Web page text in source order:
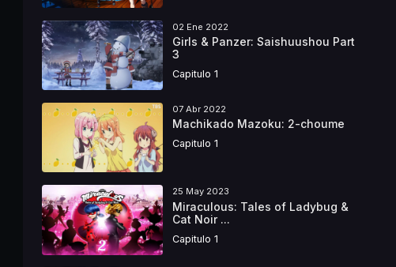
02 Ene 2022
Girls & Panzer: Saishuushou Part
3
Capitulo 1
07 Abr 2022
Machikado Mazoku: 2-choume
Capitulo 1
25 May 2023
Miraculous: Tales of Ladybug &
Cat Noir ...
Capitulo 1